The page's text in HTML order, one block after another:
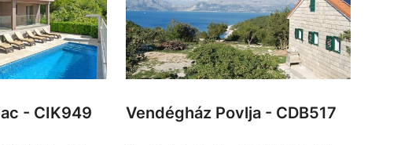
- CIK949 Vendégház Povlja - CDB517